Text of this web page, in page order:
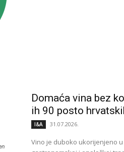
Domaća vina bez
ih 90 posto
I&A 31.07.2026.
Vino je duboko ukorijenjeno